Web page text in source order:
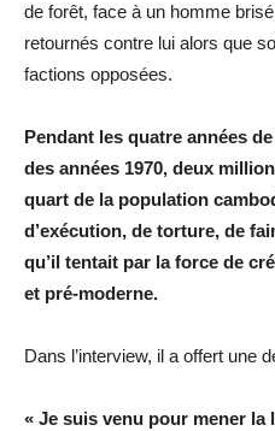
de forêt, face à un homme
retournés contre lui alors que
factions opposées.
Pendant les quatre années
des années 1970, deux
quart de la population
d’exécution, de torture, de
qu’il tentait par la force de
et pré-moderne.
Dans l’interview, il a offert une
« Je suis venu pour mener la